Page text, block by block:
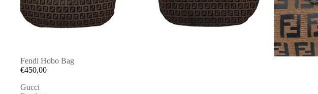
AUSVERKAUFT
Fendi Hobo Bag
€450,00
Gucci